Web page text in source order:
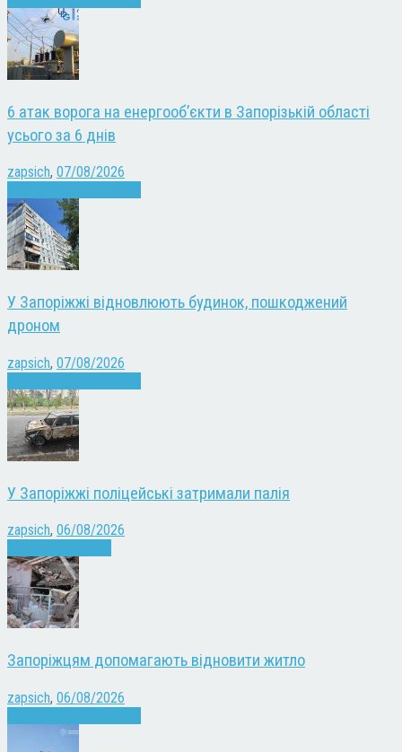
6 атак ворога на енергооб’єкти в Запорізькій області
усього за 6 днів
zapsich, 07/08/2026
У Запоріжжі відновлюють будинок, пошкоджений
дроном
zapsich, 07/08/2026
У Запоріжжі поліцейські затримали палія
zapsich, 06/08/2026
Запоріжцям допомагають відновити житло
zapsich, 06/08/2026